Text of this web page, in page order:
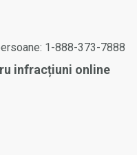
să consimtă din cauza
1-888-373-7888
infracțiuni online